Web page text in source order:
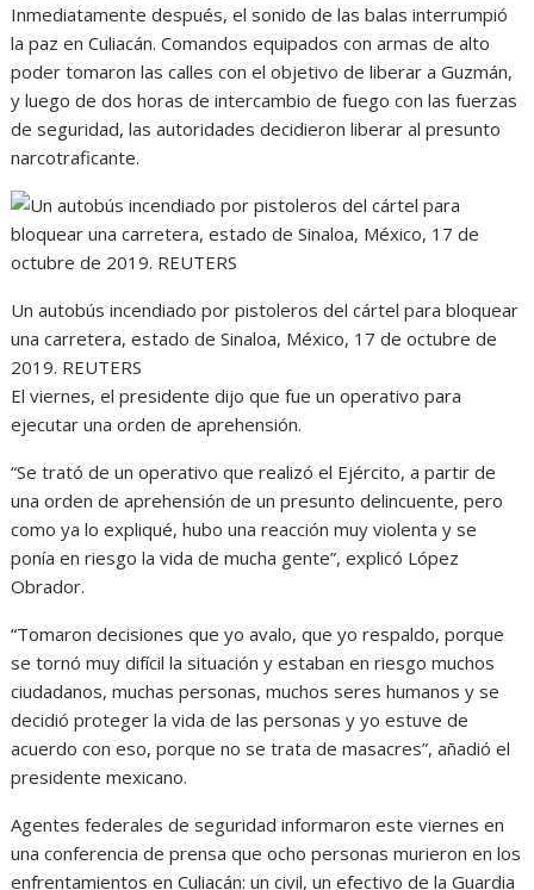
Inmediatamente después, el sonido de las balas interrumpió
la paz en Culiacán. Comandos equipados con armas de alto
poder tomaron las calles con el objetivo de liberar a Guzmán,
y luego de dos horas de intercambio de fuego con las fuerzas
de seguridad, las autoridades decidieron liberar al presunto
narcotraficante.
Un autobús incendiado por pistoleros del cártel para bloquear
una carretera, estado de Sinaloa, México, 17 de octubre de
2019. REUTERS
El viernes, el presidente dijo que fue un operativo para
ejecutar una orden de aprehensión.
“Se trató de un operativo que realizó el Ejército, a partir de
una orden de aprehensión de un presunto delincuente, pero
como ya lo expliqué, hubo una reacción muy violenta y se
ponía en riesgo la vida de mucha gente”, explicó López
Obrador.
“Tomaron decisiones que yo avalo, que yo respaldo, porque
se tornó muy difícil la situación y estaban en riesgo muchos
ciudadanos, muchas personas, muchos seres humanos y se
decidió proteger la vida de las personas y yo estuve de
acuerdo con eso, porque no se trata de masacres”, añadió el
presidente mexicano.
Agentes federales de seguridad informaron este viernes en
una conferencia de prensa que ocho personas murieron en los
enfrentamientos en Culiacán: un civil, un efectivo de la Guardia